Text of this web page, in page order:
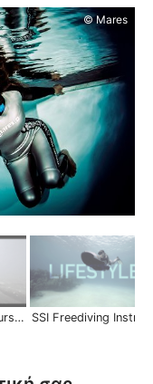
© Mares
SSI Freediving Courses | Scuba Schools International